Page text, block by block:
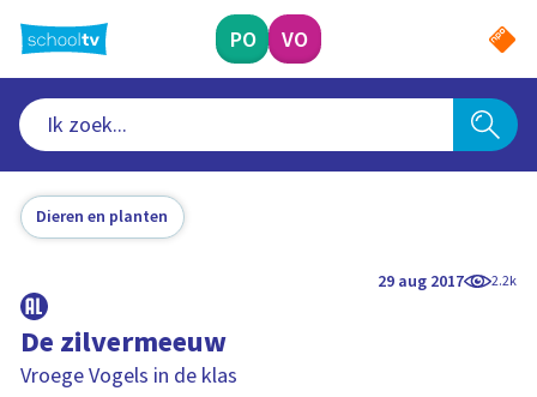
naar
hoofdinhoud
PO VO
Dieren en planten
29 aug 2017 2.2k
De zilvermeeuw
Vroege Vogels in de klas